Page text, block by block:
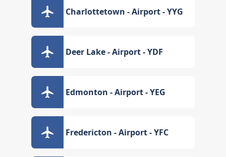
Charlottetown - Airport - YYG
Deer Lake - Airport - YDF
Edmonton - Airport - YEG
Fredericton - Airport - YFC